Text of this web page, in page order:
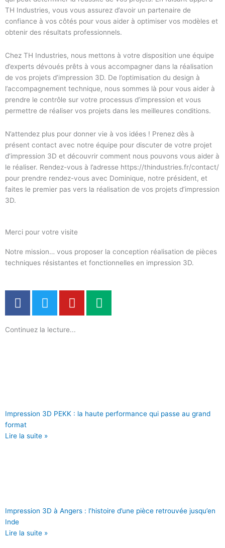
TH Industries, vous vous assurez d’avoir un partenaire de
confiance à vos côtés pour vous aider à optimiser vos modèles et
obtenir des résultats professionnels.
Chez TH Industries, nous mettons à votre disposition une équipe
d’experts dévoués prêts à vous accompagner dans la réalisation
de vos projets d’impression 3D. De l’optimisation du design à
l’accompagnement technique, nous sommes là pour vous aider à
prendre le contrôle sur votre processus d’impression et vous
permettre de réaliser vos projets dans les meilleures conditions.
N’attendez plus pour donner vie à vos idées ! Prenez dès à
présent contact avec notre équipe pour discuter de votre projet
d’impression 3D et découvrir comment nous pouvons vous aider à
le réaliser. Rendez-vous à l’adresse https://thindustries.fr/contact/
pour prendre rendez-vous avec Dominique, notre président, et
faites le premier pas vers la réalisation de vos projets d’impression
3D.
Merci pour votre visite
Notre mission… vous proposer la conception réalisation de pièces
techniques résistantes et fonctionnelles en impression 3D.
F
a
e
T
w
t
Y
o
t
M
e
Continuez la lecture...
Impression 3D PEKK : la haute performance qui passe au grand
format
Lire la suite »
Impression 3D à Angers : l’histoire d’une pièce retrouvée jusqu’en
Inde
Lire la suite »